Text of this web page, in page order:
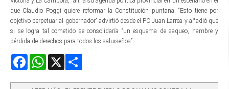
que Claudio Poggi quiere reformar la Constitución puntana. “Esto tiene por
objetivo perpetuar al gobernador” advirtió desde el PC Juan Larrea y añadió que
si se logra tal cometido se consolidaría “un esquema de saqueo, hambre y
pérdida de derechos para todos los saluiseños”.
FacebookWhatsApp